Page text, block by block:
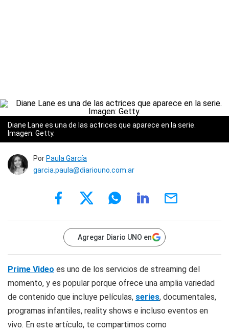
Diane Lane es una de las actrices que aparece en la serie.
Imagen: Getty.
Por Paula García
garcia.paula@diariouno.com.ar
Agregar Diario UNO en
Prime Video es uno de los servicios de streaming del
momento, y es popular porque ofrece una amplia variedad
de contenido que incluye películas, series, documentales,
programas infantiles, reality shows e incluso eventos en
vivo. En este artículo, te compartimos como